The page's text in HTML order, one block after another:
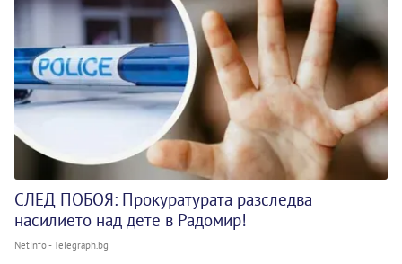
СЛЕД ПОБОЯ: Прокуратурата разследва
насилието над дете в Радомир!
NetInfo - Telegraph.bg